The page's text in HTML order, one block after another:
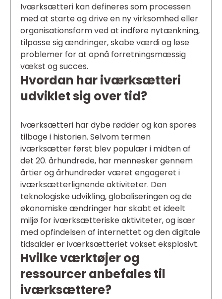
Iværksætteri kan defineres som processen
med at starte og drive en ny virksomhed eller
organisationsform ved at indføre nytænkning,
tilpasse sig ændringer, skabe værdi og løse
problemer for at opnå forretningsmæssig
vækst og succes.
Hvordan har iværksætteri
udviklet sig over tid?
Iværksætteri har dybe rødder og kan spores
tilbage i historien. Selvom termen
iværksætter først blev populær i midten af
det 20. århundrede, har mennesker gennem
årtier og århundreder været engageret i
iværksætterlignende aktiviteter. Den
teknologiske udvikling, globaliseringen og de
økonomiske ændringer har skabt et ideelt
miljø for iværksætteriske aktiviteter, og især
med opfindelsen af internettet og den digitale
tidsalder er iværksætteriet vokset eksplosivt.
Hvilke værktøjer og
ressourcer anbefales til
iværksættere?